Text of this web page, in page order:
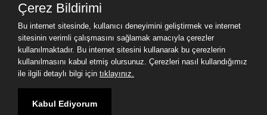
Çerez Bildirimi
Bu internet sitesinde, kullanıcı deneyimini geliştirmek ve internet
sitesinin verimli çalışmasını sağlamak amacıyla çerezler
kullanılmaktadır. Bu internet sitesini kullanarak bu çerezlerin
kullanılmasını kabul etmiş olursunuz. Çerezleri nasıl kullandığımız
ile ilgili detaylı bilgi için tıklayınız.
Kabul Ediyorum